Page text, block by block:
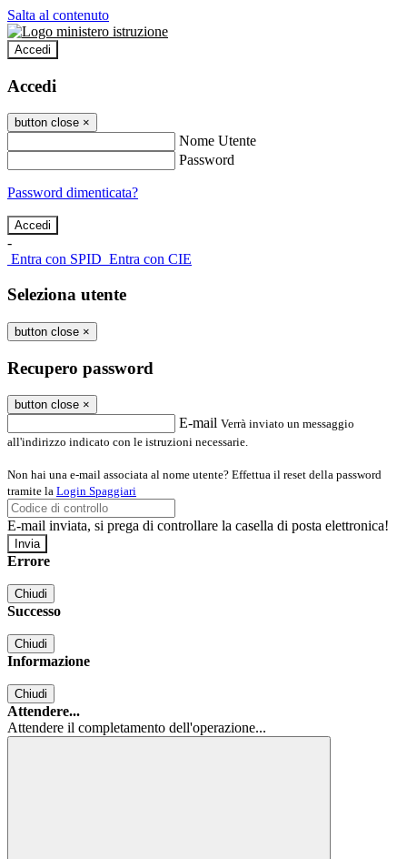
Salta al contenuto
Accedi
Accedi
button close ×
Nome Utente
Password
Password dimenticata?
-
Entra con SPID Entra con CIE
Seleziona utente
button close ×
Recupero password
button close ×
E-mail Verrà inviato un messaggio
all'indirizzo indicato con le istruzioni necessarie.
Non hai una e-mail associata al nome utente? Effettua il reset della password
tramite la Login Spaggiari
E-mail inviata, si prega di controllare la casella di posta elettronica!
Errore
Chiudi
Successo
Chiudi
Informazione
Chiudi
Attendere...
Attendere il completamento dell'operazione...